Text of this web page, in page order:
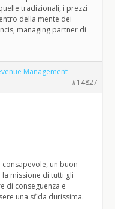
tradizionali, i prezzi
della mente dei
managing partner di
Management
#14827
un buon
missione di tutti gli
di conseguenza e
una sfida durissima.